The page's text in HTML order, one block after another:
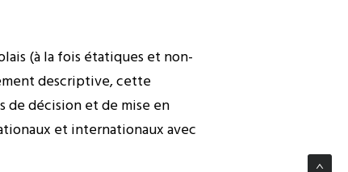
(à la fois étatiques et non-
descriptive, cette
de décision et de mise en
et internationaux avec